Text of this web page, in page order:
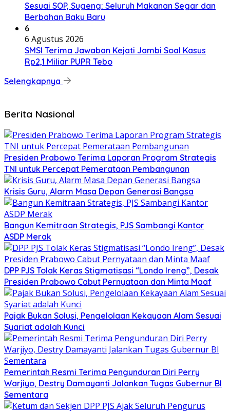
Sesuai SOP, Sugeng: Seluruh Makanan Segar dan
Berbahan Baku Baru
6
6 Agustus 2026
SMSI Terima Jawaban Kejati Jambi Soal Kasus
Rp2,1 Miliar PUPR Tebo
Selengkapnya
Berita Nasional
Presiden Prabowo Terima Laporan Program Strategis
TNI untuk Percepat Pemerataan Pembangunan
Krisis Guru, Alarm Masa Depan Generasi Bangsa
Bangun Kemitraan Strategis, PJS Sambangi Kantor
ASDP Merak
DPP PJS Tolak Keras Stigmatisasi “Londo Ireng”, Desak
Presiden Prabowo Cabut Pernyataan dan Minta Maaf
Pajak Bukan Solusi, Pengelolaan Kekayaan Alam Sesuai
Syariat adalah Kunci
Pemerintah Resmi Terima Pengunduran Diri Perry
Warjiyo, Destry Damayanti Jalankan Tugas Gubernur BI
Sementara